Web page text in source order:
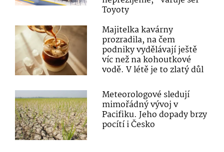
Toyoty
Majitelka kavárny
prozradila, na čem
podniky vydělávají ještě
víc než na kohoutkové
vodě. V létě je to zlatý důl
Meteorologové sledují
mimořádný vývoj v
Pacifiku. Jeho dopady brzy
pocítí i Česko